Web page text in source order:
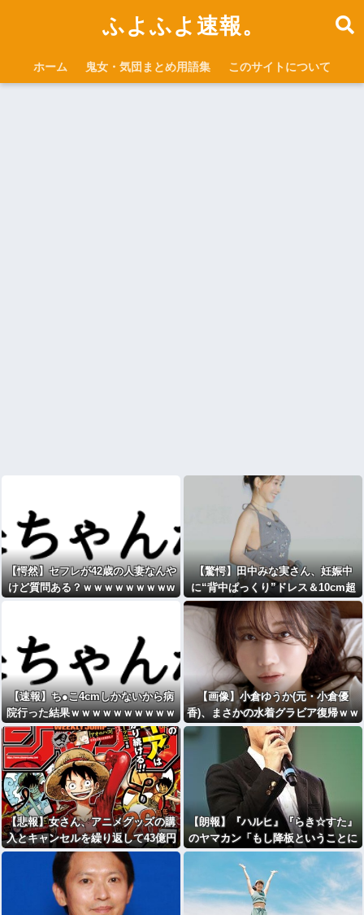
ふよふよ速報。
ホーム 鬼女・気団まとめ用語集 このサイトについて
【愕然】セフレが42歳の人妻なんや
けど質問ある？ｗｗｗｗｗｗｗｗw
【驚愕】田中みな実さん、妊娠中
に“背中ぱっくり”ドレス＆10cm超
ヒール・・・・・・・・・
【速報】ち●こ4cmしかないから病
院行った結果ｗｗｗｗｗｗｗｗｗｗ
ｗwwww
【画像】小倉ゆうか(元・小倉優
香)、まさかの水着グラビア復帰ｗｗ
ｗｗｗ
【悲報】女さん、アニメグッズの購
入とキャンセルを繰り返して43億円
の被害を与える
【朗報】『ハルヒ』『らき☆すた』
のヤマカン「もし降板ということに
なったら、俺が『みいちゃんと山田
さん』のアニメ監督やります」